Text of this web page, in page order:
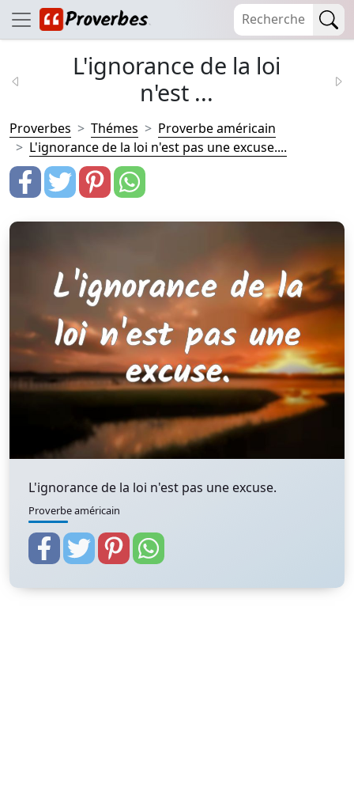
L'ignorance de la loi
n'est ...
Proverbes Thémes
Proverbe américain
L'ignorance de la loi n'est pas une excuse....
L'ignorance de la loi n'est pas une excuse.
Proverbe américain